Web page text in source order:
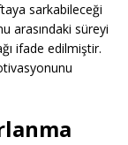
sarkabileceği
arasındaki süreyi
ifade edilmiştir.